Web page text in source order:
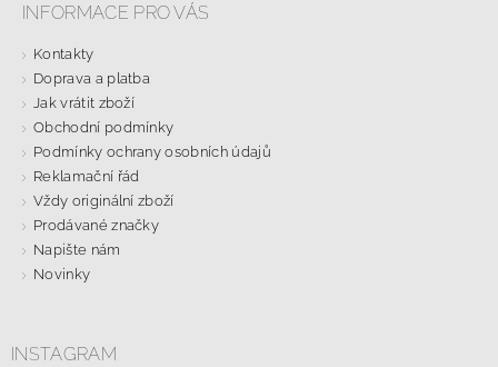
INFORMACE PRO VÁS
Kontakty
Doprava a platba
Jak vrátit zboží
Obchodní podmínky
Podmínky ochrany osobních údajů
Reklamační řád
Vždy originální zboží
Prodávané značky
Napište nám
Novinky
INSTAGRAM